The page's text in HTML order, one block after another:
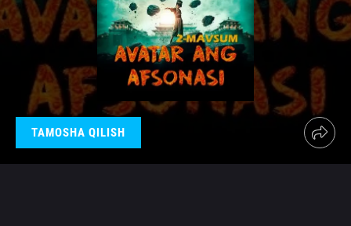
TAMOSHA QILISH